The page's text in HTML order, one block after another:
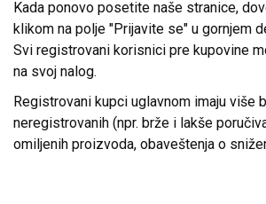
Kada ponovo posetite naše stranice,
klikom na polje "Prijavite se" u gornjem
Svi registrovani korisnici pre kupovine
na svoj nalog.
Registrovani kupci uglavnom imaju više
neregistrovanih (npr. brže i lakše
omiljenih proizvoda, obaveštenja o